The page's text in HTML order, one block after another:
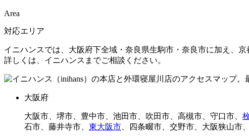
Area
対応エリア
イニハンスでは、大阪府下全域・奈良県生駒市・奈良市に加え、京
詳しくは、イニハンスまでご相談ください。
大阪府
大阪市、堺市、豊中市、池田市、吹田市、高槻市、守口市、
石市、藤井寺市、 東大阪市 、四条畷市、交野市、大阪狭山市